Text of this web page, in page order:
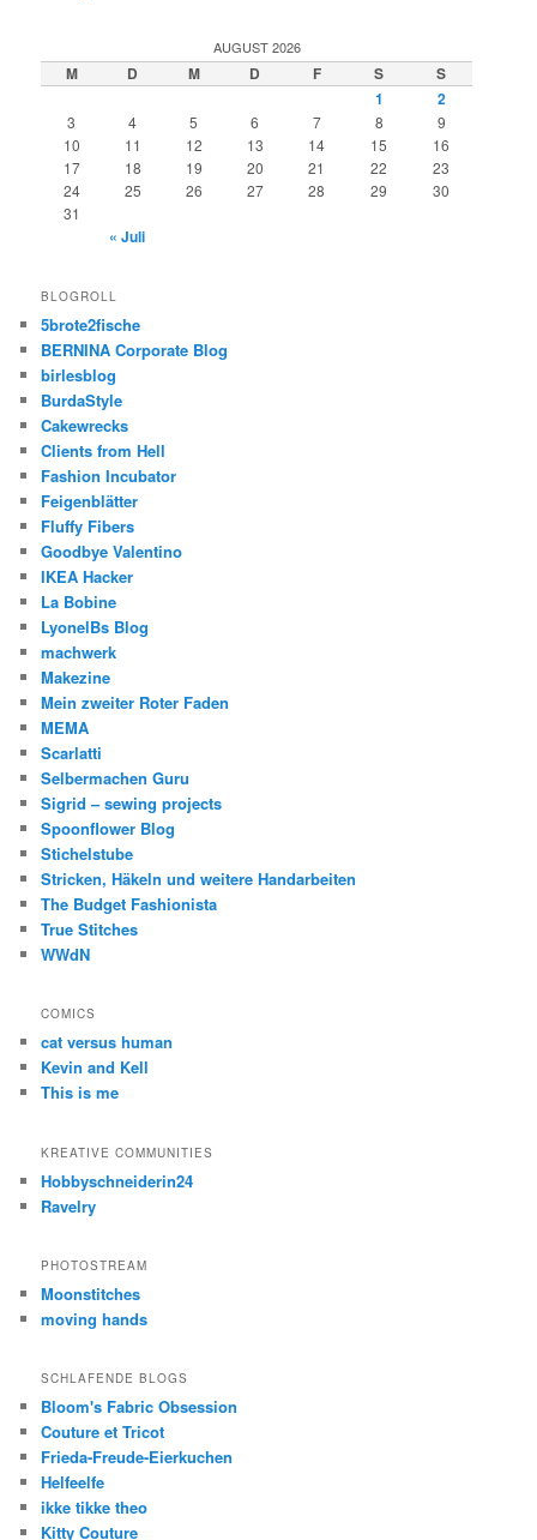
AUGUST 2026
M D M D F S
S
1
2
3 4 5 6 7 8
9
10
11 12 13 14 15
16
17
18 19 20 21 22
23
24
25 26 27 28 29
30
31
« Juli
BLOGROLL
5brote2fische
BERNINA Corporate Blog
birlesblog
BurdaStyle
Cakewrecks
Clients from Hell
Fashion Incubator
Feigenblätter
Fluffy Fibers
Goodbye Valentino
IKEA Hacker
La Bobine
LyonelBs Blog
machwerk
Makezine
Mein zweiter Roter Faden
MEMA
Scarlatti
Selbermachen Guru
Sigrid – sewing projects
Spoonflower Blog
Stichelstube
Stricken, Häkeln und weitere Handarbeiten
The Budget Fashionista
True Stitches
WWdN
COMICS
cat versus human
Kevin and Kell
This is me
KREATIVE COMMUNITIES
Hobbyschneiderin24
Ravelry
PHOTOSTREAM
Moonstitches
moving hands
SCHLAFENDE BLOGS
Bloom's Fabric Obsession
Couture et Tricot
Frieda-Freude-Eierkuchen
Helfeelfe
ikke tikke theo
Kitty Couture